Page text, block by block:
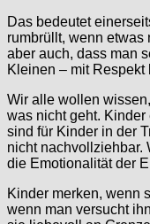
Das bedeutet
rumbrüllt, wenn etwas
aber auch, dass man
Kleinen – mit Respekt
Wir alle wollen
was nicht geht.
sind für Kinder in der
nicht nachvollziehbar.
die Emotionalität der
Kinder merken, wenn
wenn man versucht